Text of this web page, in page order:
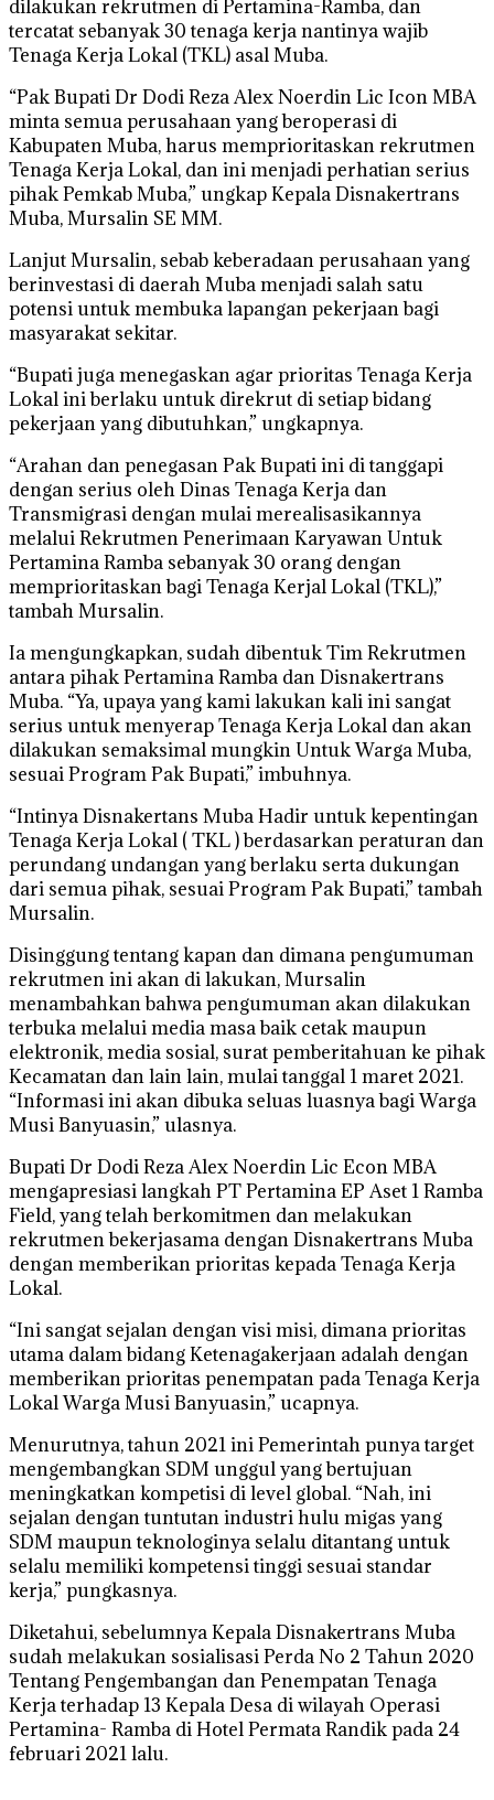
dilakukan rekrutmen di Pertamina-Ramba, dan
tercatat sebanyak 30 tenaga kerja nantinya wajib
Tenaga Kerja Lokal (TKL) asal Muba.
“Pak Bupati Dr Dodi Reza Alex Noerdin Lic Icon MBA
minta semua perusahaan yang beroperasi di
Kabupaten Muba, harus memprioritaskan rekrutmen
Tenaga Kerja Lokal, dan ini menjadi perhatian serius
pihak Pemkab Muba,” ungkap Kepala Disnakertrans
Muba, Mursalin SE MM.
Lanjut Mursalin, sebab keberadaan perusahaan yang
berinvestasi di daerah Muba menjadi salah satu
potensi untuk membuka lapangan pekerjaan bagi
masyarakat sekitar.
“Bupati juga menegaskan agar prioritas Tenaga Kerja
Lokal ini berlaku untuk direkrut di setiap bidang
pekerjaan yang dibutuhkan,” ungkapnya.
“Arahan dan penegasan Pak Bupati ini di tanggapi
dengan serius oleh Dinas Tenaga Kerja dan
Transmigrasi dengan mulai merealisasikannya
melalui Rekrutmen Penerimaan Karyawan Untuk
Pertamina Ramba sebanyak 30 orang dengan
memprioritaskan bagi Tenaga Kerjal Lokal (TKL),”
tambah Mursalin.
Ia mengungkapkan, sudah dibentuk Tim Rekrutmen
antara pihak Pertamina Ramba dan Disnakertrans
Muba. “Ya, upaya yang kami lakukan kali ini sangat
serius untuk menyerap Tenaga Kerja Lokal dan akan
dilakukan semaksimal mungkin Untuk Warga Muba,
sesuai Program Pak Bupati,” imbuhnya.
“Intinya Disnakertans Muba Hadir untuk kepentingan
Tenaga Kerja Lokal ( TKL ) berdasarkan peraturan dan
perundang undangan yang berlaku serta dukungan
dari semua pihak, sesuai Program Pak Bupati,” tambah
Mursalin.
Disinggung tentang kapan dan dimana pengumuman
rekrutmen ini akan di lakukan, Mursalin
menambahkan bahwa pengumuman akan dilakukan
terbuka melalui media masa baik cetak maupun
elektronik, media sosial, surat pemberitahuan ke pihak
Kecamatan dan lain lain, mulai tanggal 1 maret 2021.
“Informasi ini akan dibuka seluas luasnya bagi Warga
Musi Banyuasin,” ulasnya.
Bupati Dr Dodi Reza Alex Noerdin Lic Econ MBA
mengapresiasi langkah PT Pertamina EP Aset 1 Ramba
Field, yang telah berkomitmen dan melakukan
rekrutmen bekerjasama dengan Disnakertrans Muba
dengan memberikan prioritas kepada Tenaga Kerja
Lokal.
“Ini sangat sejalan dengan visi misi, dimana prioritas
utama dalam bidang Ketenagakerjaan adalah dengan
memberikan prioritas penempatan pada Tenaga Kerja
Lokal Warga Musi Banyuasin,” ucapnya.
Menurutnya, tahun 2021 ini Pemerintah punya target
mengembangkan SDM unggul yang bertujuan
meningkatkan kompetisi di level global. “Nah, ini
sejalan dengan tuntutan industri hulu migas yang
SDM maupun teknologinya selalu ditantang untuk
selalu memiliki kompetensi tinggi sesuai standar
kerja,” pungkasnya.
Diketahui, sebelumnya Kepala Disnakertrans Muba
sudah melakukan sosialisasi Perda No 2 Tahun 2020
Tentang Pengembangan dan Penempatan Tenaga
Kerja terhadap 13 Kepala Desa di wilayah Operasi
Pertamina- Ramba di Hotel Permata Randik pada 24
februari 2021 lalu.